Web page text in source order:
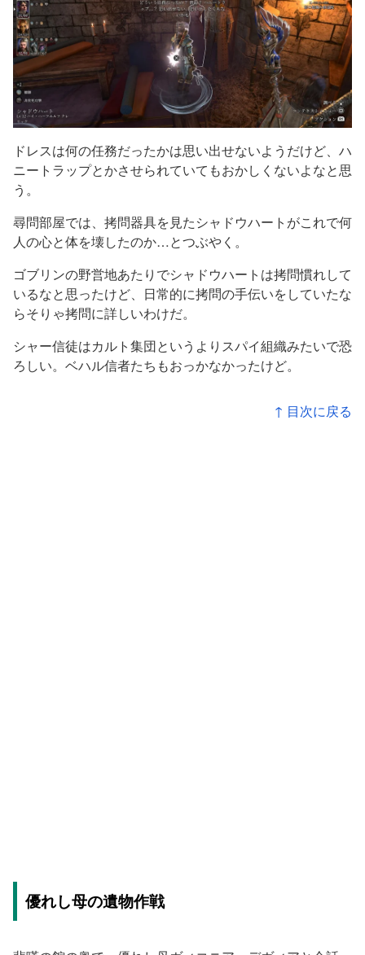
ドレスは何の任務だったかは思い出せないようだけど、ハ
ニートラップとかさせられていてもおかしくないよなと思
う。
尋問部屋では、拷問器具を見たシャドウハートがこれで何
人の心と体を壊したのか…とつぶやく。
ゴブリンの野営地あたりでシャドウハートは拷問慣れして
いるなと思ったけど、日常的に拷問の手伝いをしていたな
らそりゃ拷問に詳しいわけだ。
シャー信徒はカルト集団というよりスパイ組織みたいで恐
ろしい。ベハル信者たちもおっかなかったけど。
↑ 目次に戻る
優れし母の遺物作戦